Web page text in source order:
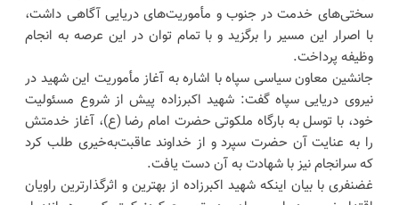
سختی‌های خدمت در جنوب و مأموریت‌های دریایی آگاهی داشت،
با اصرار این مسیر را برگزید و با تمام توان در این عرصه به انجام
وظیفه پرداخت.
جانشین معاون سیاسی سپاه با اشاره به آغاز مأموریت این شهید در
نیروی دریایی سپاه گفت: شهید اکبرزاده پیش از شروع مسئولیت
خود، با توسل به بارگاه ملکوتی حضرت امام رضا (ع)، آغاز خدمتش
را به عنایت آن حضرت سپرد و از خداوند عاقبت‌به‌خیری طلب کرد
که سرانجام نیز با شهادت به آن دست یافت.
غضنفری با بیان اینکه شهید اکبرزاده از بهترین و اثرگذارترین راویان